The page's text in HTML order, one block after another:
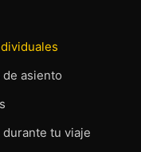
de asiento
durante tu viaje